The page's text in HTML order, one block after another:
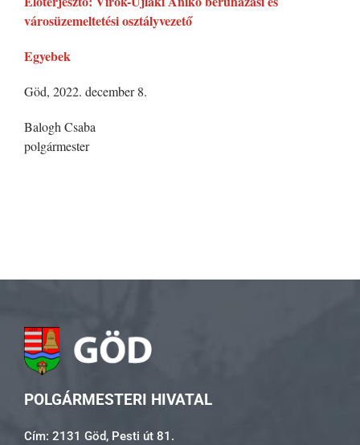
városüzemeltetési osztályvezető
Egyebek
Göd, 2022. december 8.
Balogh Csaba
polgármester
POLGÁRMESTERI HIVATAL
Cím: 2131 Göd, Pesti út 81.